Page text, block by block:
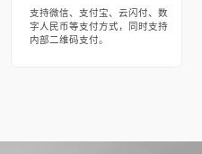
支持微信、支付宝、云闪付、数
字人民币等支付方式，同时支持
内部二维码支付。